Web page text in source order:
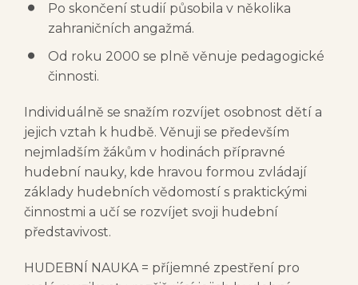
Po skončení studií působila v několika
zahraničních angažmá.
Od roku 2000 se plně věnuje pedagogické
činnosti.
Individuálně se snažím rozvíjet osobnost dětí a
jejich vztah k hudbě. Věnuji se především
nejmladším žákům v hodinách přípravné
hudební nauky, kde hravou formou zvládají
základy hudebních vědomostí s praktickými
činnostmi a učí se rozvíjet svoji hudební
představivost.
HUDEBNÍ NAUKA = příjemné zpestření pro